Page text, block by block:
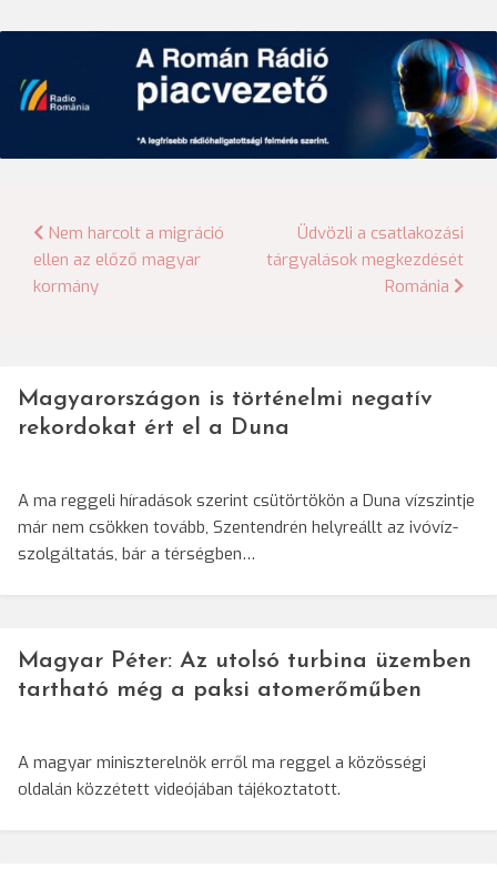
Bejegyzés
navigáció
Nem harcolt a migráció
ellen az előző magyar
kormány
Üdvözli a csatlakozási
tárgyalások megkezdését
Románia
Magyarországon is történelmi negatív
rekordokat ért el a Duna
A ma reggeli híradások szerint csütörtökön a Duna vízszintje
már nem csökken tovább, Szentendrén helyreállt az ivóvíz-
szolgáltatás, bár a térségben…
Magyar Péter: Az utolsó turbina üzemben
tartható még a paksi atomerőműben
A magyar miniszterelnök erről ma reggel a közösségi
oldalán közzétett videójában tájékoztatott.